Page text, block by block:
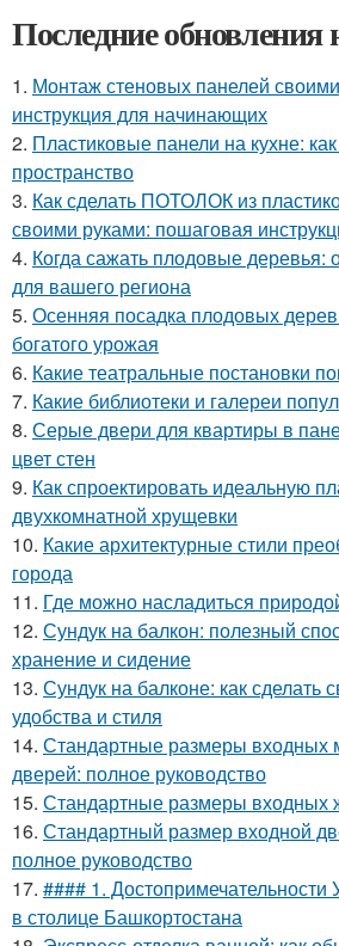
Последние обновления
1. Монтаж стеновых панелей
инструкция для начинающих
2. Пластиковые панели на кухне:
пространство
3. Как сделать ПОТОЛОК из
своими руками: пошаговая
4. Когда сажать плодовые деревья:
для вашего региона
5. Осенняя посадка плодовых
богатого урожая
6. Какие театральные постановки
7. Какие библиотеки и галереи
8. Серые двери для квартиры в
цвет стен
9. Как спроектировать идеальную
двухкомнатной хрущевки
10. Какие архитектурные стили
города
11. Где можно насладиться
12. Сундук на балкон: полезный
хранение и сидение
13. Сундук на балконе: как сделать
удобства и стиля
14. Стандартные размеры входных
дверей: полное руководство
15. Стандартные размеры входных
16. Стандартный размер входной
полное руководство
17. #### 1.
в столице Башкортостана